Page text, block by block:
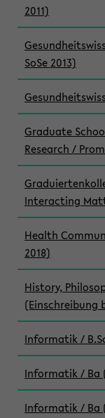
2011)
SoSe 2013)
Graduate
Research /
Interacting
Health
2018)
History,
(Einschreibung
Informatik /
Informatik / Ba
Informatik / Ba